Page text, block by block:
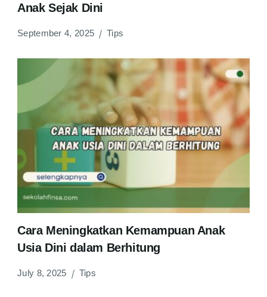
Anak Sejak Dini
September 4, 2025 Tips
Cara Meningkatkan Kemampuan Anak
Usia Dini dalam Berhitung
July 8, 2025 Tips